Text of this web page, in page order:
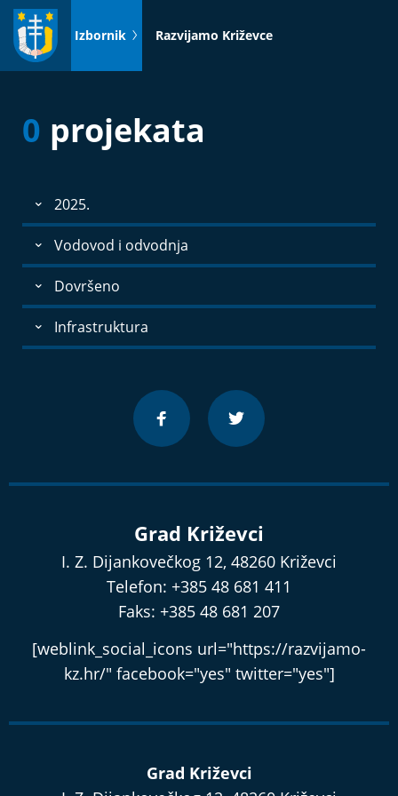
Idi
sadržaj
Izbornik Razvijamo Križevce
0 projekata
2025.
Vodovod i odvodnja
Dovršeno
Infrastruktura
Grad Križevci
I. Z. Dijankovečkog 12, 48260 Križevci
Telefon: +385 48 681 411
Faks: +385 48 681 207
[weblink_social_icons url="https://razvijamo-
kz.hr/" facebook="yes" twitter="yes"]
Grad Križevci